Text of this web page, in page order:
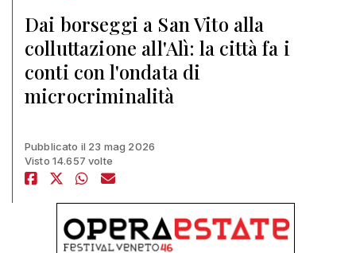
Dai borseggi a San Vito alla
colluttazione all'Alì: la città fa i
conti con l'ondata di
microcriminalità
Pubblicato il 23 mag 2026
Visto 14.657 volte